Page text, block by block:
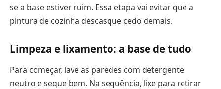
se a base estiver ruim. Essa etapa vai evitar que a
pintura de cozinha descasque cedo demais.
Limpeza e lixamento: a base de tudo
Para começar, lave as paredes com detergente
neutro e seque bem. Na sequência, lixe para retirar